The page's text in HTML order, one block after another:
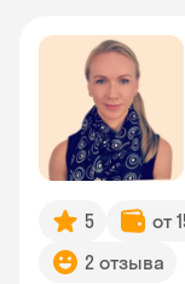
5 от
2 отзыва